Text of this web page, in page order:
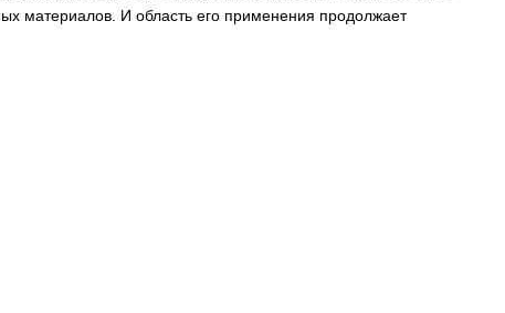
материалов. И область его применения продолжает